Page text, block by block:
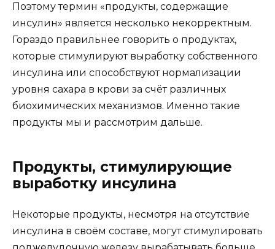
Поэтому термин «продукты, содержащие
инсулин» является несколько некорректным.
Гораздо правильнее говорить о продуктах,
которые стимулируют выработку собственного
инсулина или способствуют нормализации
уровня сахара в крови за счёт различных
биохимических механизмов. Именно такие
продукты мы и рассмотрим дальше.
Продукты, стимулирующие
выработку инсулина
Некоторые продукты, несмотря на отсутствие
инсулина в своём составе, могут стимулировать